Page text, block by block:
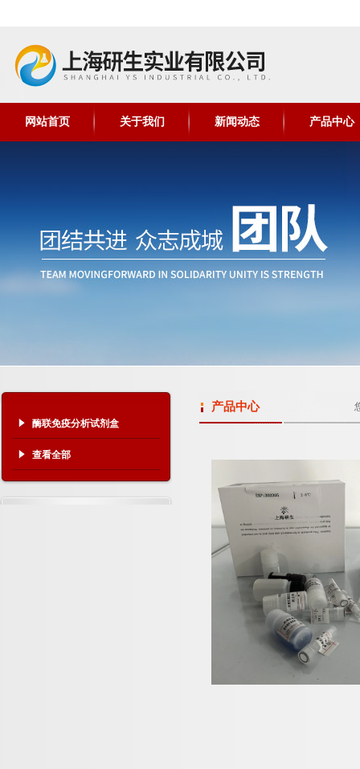
网站首页 关于我们 新闻动态 产品中心
酶联免疫分析试剂盒
查看全部
产品中心